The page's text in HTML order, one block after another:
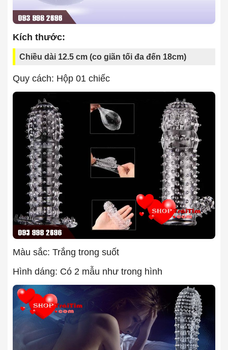
Kích thước:
Chiều dài 12.5 cm (co giãn tối đa đến 18cm)
Quy cách: Hộp 01 chiếc
Màu sắc: Trắng trong suốt
Hình dáng: Có 2 mẫu như trong hình